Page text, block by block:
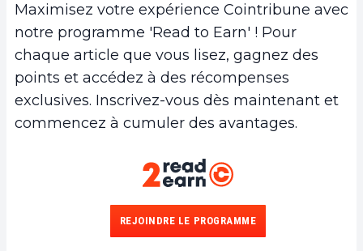
Maximisez votre expérience Cointribune avec
notre programme 'Read to Earn' ! Pour
chaque article que vous lisez, gagnez des
points et accédez à des récompenses
exclusives. Inscrivez-vous dès maintenant et
commencez à cumuler des avantages.
REJOINDRE LE PROGRAMME